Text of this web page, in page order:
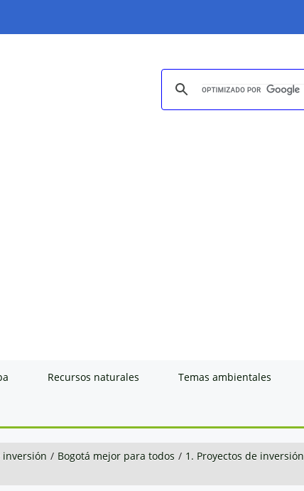
Recursos naturales Temas ambientales
inversión / Bogotá mejor para todos / 1. Proyectos de inversión